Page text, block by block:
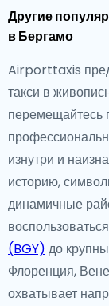
Другие
в Бергамо
Airporttaxis
такси в
перемещайтесь
изнутри и
историю,
динамичные
(BGY) до
Флоренция,
охватывает